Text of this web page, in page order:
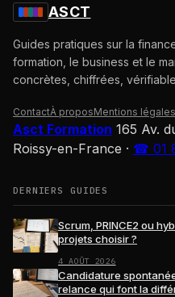
ASCT
Guides pratiques sur la
formation, le business et le
concrètes, chiffrées,
ContactÀ proposMentions légales
Asct Formation 165 Av.
Roissy-en-France · ☎ 01
DERNIERS GUIDES
Scrum, PRINCE2 ou
projets choisir ?
4 AOÛT 2026
Candidature
relance qui font la